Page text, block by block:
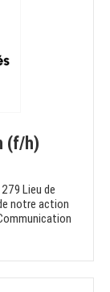
(f/h)
Lieu de
notre action